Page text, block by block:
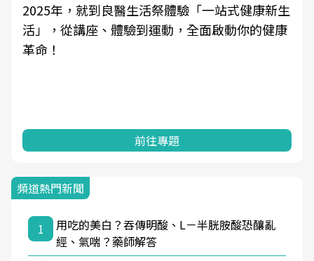
2025年，就到良醫生活祭體驗「一站式健康新生
活」，從講座、體驗到運動，全面啟動你的健康
革命！
前往專題
頻道熱門新聞
1
用吃的美白？吞傳明酸、L－半胱胺酸恐釀亂
經、氣喘？藥師解答